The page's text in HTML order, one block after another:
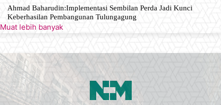
Ahmad Baharudin:Implementasi Sembilan Perda Jadi Kunci
Keberhasilan Pembangunan Tulungagung
Muat lebih banyak